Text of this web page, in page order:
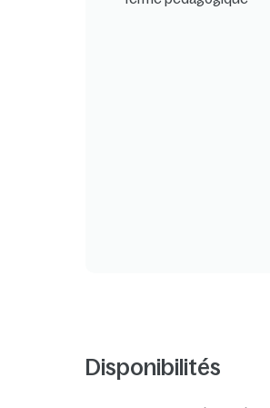
Disponibilités